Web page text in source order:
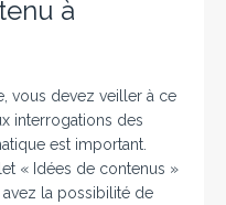
à
vous devez veiller à ce
interrogations des
est important.
« Idées de contenus »
avez la possibilité de